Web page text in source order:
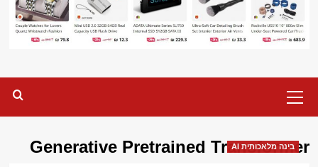
Menu
Generative Pretrained Transformer
בינה מלאכותית AI